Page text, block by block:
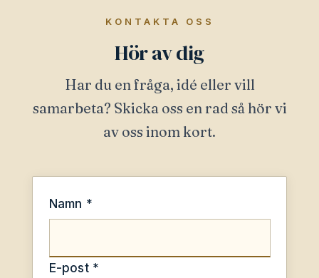
KONTAKTA OSS
Hör av dig
Har du en fråga, idé eller vill
samarbeta? Skicka oss en rad så hör vi
av oss inom kort.
Namn *
E-post *